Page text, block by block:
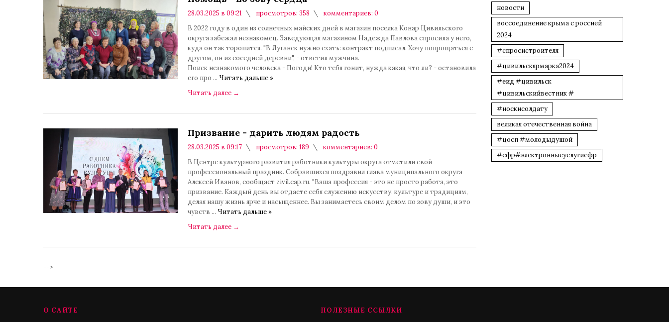
28.03.2025 в 09:21 просмотров: 358
комментариев: 0
В 2022 году в один из солнечных майских дней в магазин поселка Конар Цивильского
округа забежал незнакомец. Заведующая магазином Надежда Павлова спросила у него,
куда он так торопится. "В Луганск нужно ехать: контракт подписал. Хочу попрощаться с
другом, он из соседней деревни", - ответил мужчина.
Поиск незнакомого человека - Погоди! Кто тебя гонит, нужда какая, что ли? - остановила
его про ... Читать дальше »
Читать далее →
Призвание - дарить людям радость
28.03.2025 в 09:17 просмотров: 189
комментариев: 0
В Центре культурного развития работники культуры округа отметили свой
профессиональный праздник. Собравшихся поздравил глава муниципального округа
Алексей Иванов, сообщает zivil.cap.ru. "Ваша профессия - это не просто работа, это
призвание. Каждый день вы отдаете себя служению искусству, культуре и традициям,
делая нашу жизнь ярче и насыщеннее. Вы занимаетесь своим делом по зову души, и это
чувств ... Читать дальше »
Читать далее →
-->
новости
воссоединение крыма с россией
2024
#спросистроителя
#цивильскярмарка2024
#еид #цивильск
#цивильскийвестник #
#носкисолдату
великая отечественная война
#цосп #молодыдушой
#сфр#электронныеуслугисфр
О САЙТЕ ПОЛЕЗНЫЕ ССЫЛКИ